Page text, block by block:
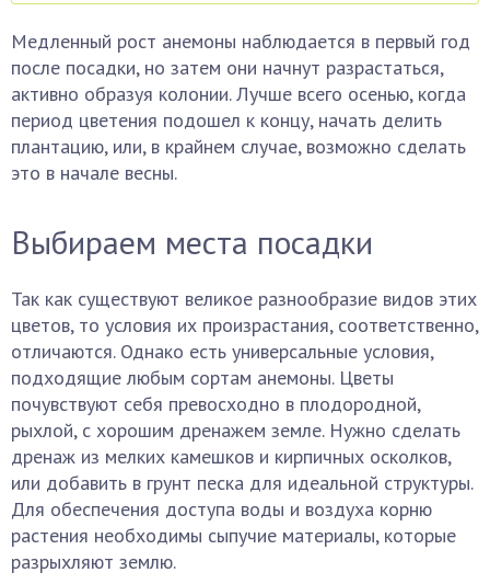
Медленный рост анемоны наблюдается в первый год
после посадки, но затем они начнут разрастаться,
активно образуя колонии. Лучше всего осенью, когда
период цветения подошел к концу, начать делить
плантацию, или, в крайнем случае, возможно сделать
это в начале весны.
Выбираем места посадки
Так как существуют великое разнообразие видов этих
цветов, то условия их произрастания, соответственно,
отличаются. Однако есть универсальные условия,
подходящие любым сортам анемоны. Цветы
почувствуют себя превосходно в плодородной,
рыхлой, с хорошим дренажем земле. Нужно сделать
дренаж из мелких камешков и кирпичных осколков,
или добавить в грунт песка для идеальной структуры.
Для обеспечения доступа воды и воздуха корню
растения необходимы сыпучие материалы, которые
разрыхляют землю.